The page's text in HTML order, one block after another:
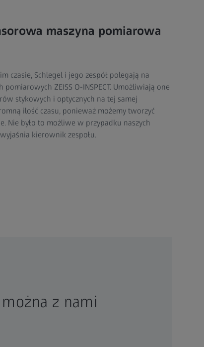
maszyna pomiarowa
czasie, Schlegel i jego zespół polegają na
ZEISS O-INSPECT. Umożliwiają one
stykowych i optycznych na tej samej
ilość czasu, ponieważ możemy tworzyć
Nie było to możliwe w przypadku naszych
kierownik zespołu.
z nami